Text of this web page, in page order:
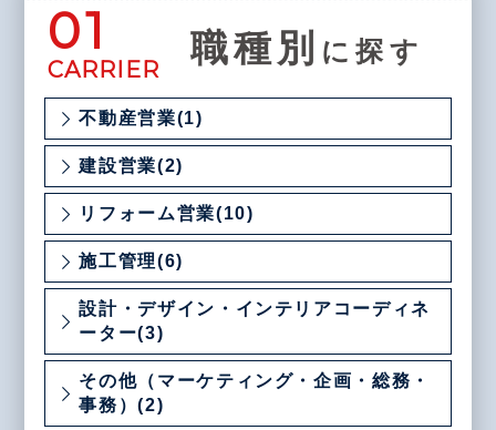
01
CARRIER
職種別 に探す
不動産営業(1)
建設営業(2)
リフォーム営業(10)
施工管理(6)
設計・デザイン・インテリアコーディネ
ーター(3)
その他（マーケティング・企画・総務・
事務）(2)